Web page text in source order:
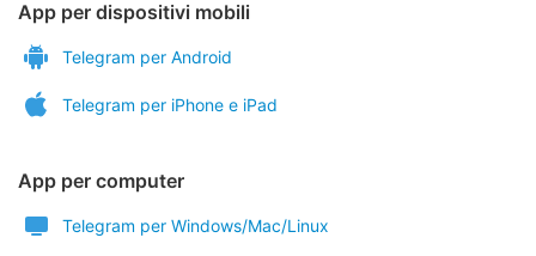
App per dispositivi mobili
Telegram per Android
Telegram per iPhone e iPad
App per computer
Telegram per Windows/Mac/Linux